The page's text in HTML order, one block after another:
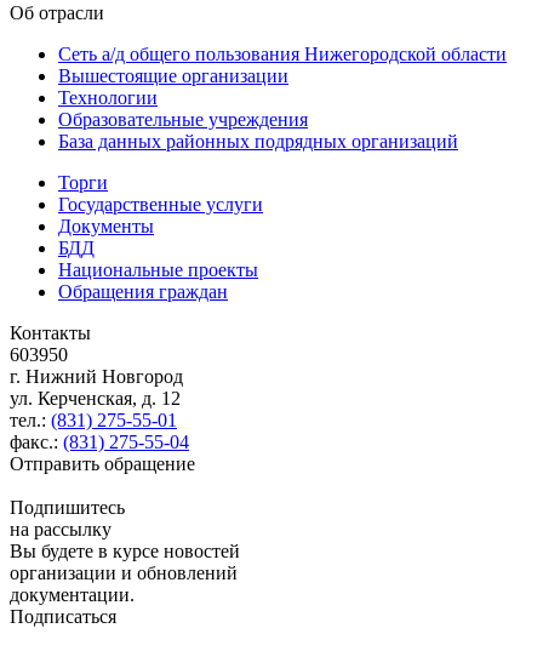
Об отрасли
Сеть а/д общего пользования Нижегородской области
Вышестоящие организации
Технологии
Образовательные учреждения
База данных районных подрядных организаций
Торги
Государственные услуги
Документы
БДД
Национальные проекты
Обращения граждан
Контакты
603950
г. Нижний Новгород
ул. Керченская, д. 12
тел.: (831) 275-55-01
факс.: (831) 275-55-04
Отправить обращение
Подпишитесь
на рассылку
Вы будете в курсе новостей
организации и обновлений
документации.
Подписаться